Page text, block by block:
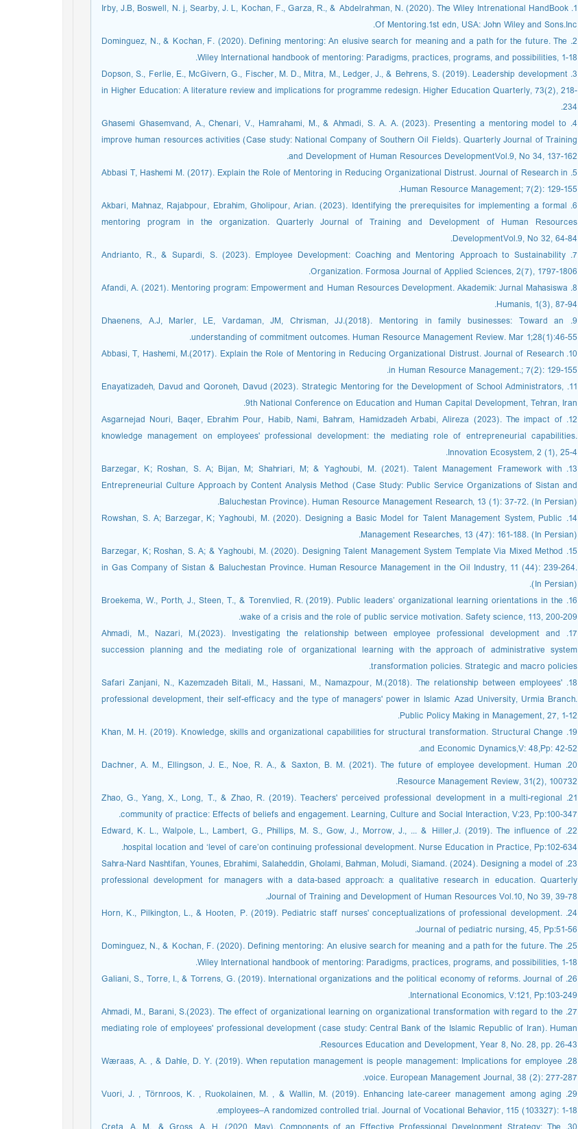
1. Irby, J.B, Boswell, N. j, Searby, J. L, Kochan, F., Garza, R., & Abdelrahman, N. (2020). The Wiley Intrenational HandBook
Of Mentoring.1st edn, USA: John Wiley and Sons.Inc.
2. Dominguez, N., & Kochan, F. (2020). Defining mentoring: An elusive search for meaning and a path for the future. The
Wiley International handbook of mentoring: Paradigms, practices, programs, and possibilities, 1-18.
3. Dopson, S., Ferlie, E., McGivern, G., Fischer, M. D., Mitra, M., Ledger, J., & Behrens, S. (2019). Leadership development
in Higher Education: A literature review and implications for programme redesign. Higher Education Quarterly, 73(2), 218-
234.
4. Ghasemi Ghasemvand, A., Chenari, V., Hamrahami, M., & Ahmadi, S. A. A. (2023). Presenting a mentoring model to
improve human resources activities (Case study: National Company of Southern Oil Fields). Quarterly Journal of Training
and Development of Human Resources DevelopmentVol.9, No 34, 137-162.
5. Abbasi T, Hashemi M. (2017). Explain the Role of Mentoring in Reducing Organizational Distrust. Journal of Research in
Human Resource Management; 7(2): 129-155.
6. Akbari, Mahnaz, Rajabpour, Ebrahim, Gholipour, Arian. (2023). Identifying the prerequisites for implementing a formal
mentoring program in the organization. Quarterly Journal of Training and Development of Human Resources
DevelopmentVol.9, No 32, 64-84.
7. Andrianto, R., & Supardi, S. (2023). Employee Development: Coaching and Mentoring Approach to Sustainability
Organization. Formosa Journal of Applied Sciences, 2(7), 1797-1806.
8. Afandi, A. (2021). Mentoring program: Empowerment and Human Resources Development. Akademik: Jurnal Mahasiswa
Humanis, 1(3), 87-94.
9. Dhaenens, A.J, Marler, LE, Vardaman, JM, Chrisman, JJ.(2018). Mentoring in family businesses: Toward an
understanding of commitment outcomes. Human Resource Management Review. Mar 1;28(1):46-55.
10. Abbasi, T, Hashemi, M.(2017). Explain the Role of Mentoring in Reducing Organizational Distrust. Journal of Research
in Human Resource Management.; 7(2): 129-155.
11. Enayatizadeh, Davud and Qoroneh, Davud (2023). Strategic Mentoring for the Development of School Administrators,
9th National Conference on Education and Human Capital Development, Tehran, Iran.
12. Asgarnejad Nouri, Baqer, Ebrahim Pour, Habib, Nami, Bahram, Hamidzadeh Arbabi, Alireza (2023). The impact of
knowledge management on employees' professional development: the mediating role of entrepreneurial capabilities.
Innovation Ecosystem, 2 (1), 25-4.
13. Barzegar, K; Roshan, S. A; Bijan, M; Shahriari, M; & Yaghoubi, M. (2021). Talent Management Framework with
Entrepreneurial Culture Approach by Content Analysis Method (Case Study: Public Service Organizations of Sistan and
Baluchestan Province). Human Resource Management Research, 13 (1): 37-72. (In Persian).
14. Rowshan, S. A; Barzegar, K; Yaghoubi, M. (2020). Designing a Basic Model for Talent Management System, Public
Management Researches, 13 (47): 161-188. (In Persian).
15. Barzegar, K; Roshan, S. A; & Yaghoubi, M. (2020). Designing Talent Management System Template Via Mixed Method
in Gas Company of Sistan & Baluchestan Province. Human Resource Management in the Oil Industry, 11 (44): 239-264.
(In Persian).
16. Broekema, W., Porth, J., Steen, T., & Torenvlied, R. (2019). Public leaders’ organizational learning orientations in the
wake of a crisis and the role of public service motivation. Safety science, 113, 200-209.
17. Ahmadi, M., Nazari, M.(2023). Investigating the relationship between employee professional development and
succession planning and the mediating role of organizational learning with the approach of administrative system
transformation policies. Strategic and macro policies.
18. Safari Zanjani, N., Kazemzadeh Bitali, M., Hassani, M., Namazpour, M.(2018). The relationship between employees'
professional development, their self-efficacy and the type of managers' power in Islamic Azad University, Urmia Branch.
Public Policy Making in Management, 27, 1-12.
19. Khan, M. H. (2019). Knowledge, skills and organizational capabilities for structural transformation. Structural Change
and Economic Dynamics,V: 48,Pp: 42-52.
20. Dachner, A. M., Ellingson, J. E., Noe, R. A., & Saxton, B. M. (2021). The future of employee development. Human
Resource Management Review, 31(2), 100732.
21. Zhao, G., Yang, X., Long, T., & Zhao, R. (2019). Teachers' perceived professional development in a multi-regional
community of practice: Effects of beliefs and engagement. Learning, Culture and Social Interaction, V:23, Pp:100-347.
22. Edward, K. L., Walpole, L., Lambert, G., Phillips, M. S., Gow, J., Morrow, J., ... & Hiller,J. (2019). The influence of
hospital location and ‘level of care’on continuing professional development. Nurse Education in Practice, Pp:102-634.
23. Sahra-Nard Nashtifan, Younes, Ebrahimi, Salaheddin, Gholami, Bahman, Moludi, Siamand. (2024). Designing a model of
professional development for managers with a data-based approach: a qualitative research in education. Quarterly
Journal of Training and Development of Human Resources Vol.10, No 39, 39-78.
24. Horn, K., Pilkington, L., & Hooten, P. (2019). Pediatric staff nurses' conceptualizations of professional development.
Journal of pediatric nursing, 45, Pp:51-56.
25. Dominguez, N., & Kochan, F. (2020). Defining mentoring: An elusive search for meaning and a path for the future. The
Wiley International handbook of mentoring: Paradigms, practices, programs, and possibilities, 1-18.
26. Galiani, S., Torre, I., & Torrens, G. (2019). International organizations and the political economy of reforms. Journal of
International Economics, V:121, Pp:103-249.
27. Ahmadi, M., Barani, S.(2023). The effect of organizational learning on organizational transformation with regard to the
mediating role of employees' professional development (case study: Central Bank of the Islamic Republic of Iran). Human
Resources Education and Development, Year 8, No. 28, pp. 26-43.
28. Wæraas, A. , & Dahle, D. Y. (2019). When reputation management is people management: Implications for employee
voice. European Management Journal, 38 (2): 277-287.
29. Vuori, J. , Törnroos, K. , Ruokolainen, M. , & Wallin, M. (2019). Enhancing late-career management among aging
employees–A randomized controlled trial. Journal of Vocational Behavior, 115 (103327): 1-18.